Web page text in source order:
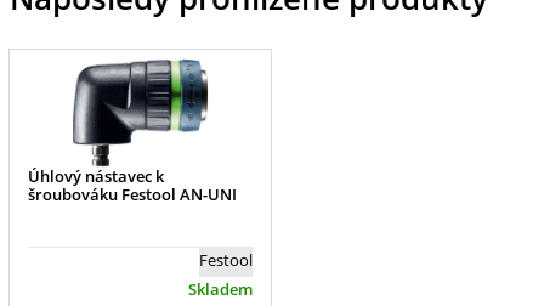
Úhlový nástavec k
šroubováku Festool AN-UNI
Festool
Skladem